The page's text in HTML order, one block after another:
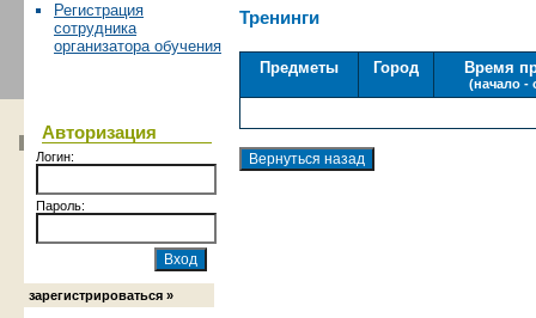
Регистрация
сотрудника
организатора обучения
Авторизация
Логин:
Пароль:
зарегистрироваться »
Тренинги
Предметы Город Время
(начало -